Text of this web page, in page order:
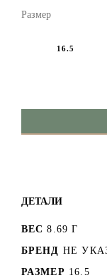
Размер
16.5
ДЕТАЛИ
ВЕС 8.69 Г
БРЕНД НЕ
РАЗМЕР 16.5